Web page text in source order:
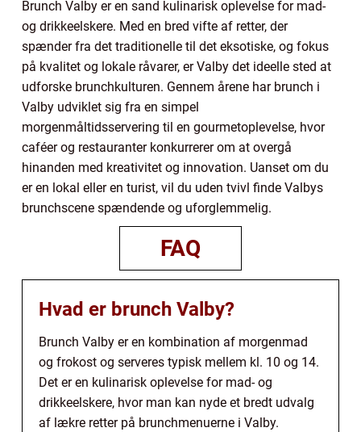
Brunch Valby er en sand kulinarisk oplevelse for mad-
og drikkeelskere. Med en bred vifte af retter, der
spænder fra det traditionelle til det eksotiske, og fokus
på kvalitet og lokale råvarer, er Valby det ideelle sted at
udforske brunchkulturen. Gennem årene har brunch i
Valby udviklet sig fra en simpel
morgenmåltidsservering til en gourmetoplevelse, hvor
caféer og restauranter konkurrerer om at overgå
hinanden med kreativitet og innovation. Uanset om du
er en lokal eller en turist, vil du uden tvivl finde Valbys
brunchscene spændende og uforglemmelig.
FAQ
Hvad er brunch Valby?
Brunch Valby er en kombination af morgenmad
og frokost og serveres typisk mellem kl. 10 og 14.
Det er en kulinarisk oplevelse for mad- og
drikkeelskere, hvor man kan nyde et bredt udvalg
af lækre retter på brunchmenuerne i Valby.